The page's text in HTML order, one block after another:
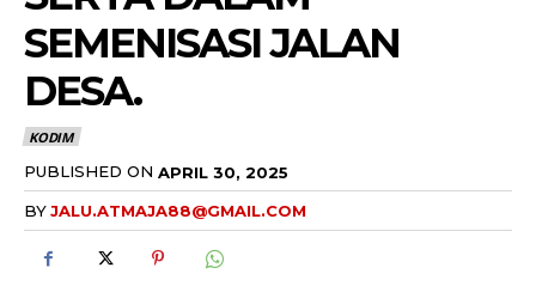
SEMENISASI JALAN
DESA.
KODIM
PUBLISHED ON APRIL 30, 2025
BYJALU.ATMAJA88@GMAIL.COM